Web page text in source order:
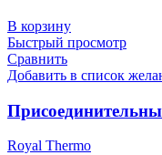
В корзину
Быстрый просмотр
Сравнить
Добавить в список
Royal Thermo